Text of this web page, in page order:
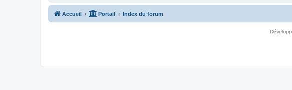
Accueil Portail Index du forum